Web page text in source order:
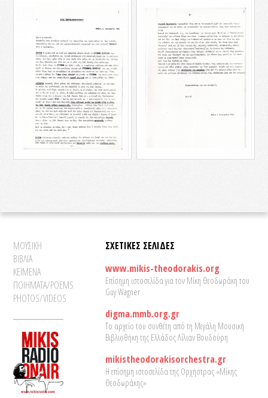
ΜΟΥΣΙΚΗ
ΒΙΒΛΙΑ
ΚΕΙΜΕΝΑ
ΠΟΙΗΜΑΤΑ/POEMS
PHOTOS/VIDEOS
ΣΧΕΤΙΚΕΣ ΣΕΛΙΔΕΣ
www.mikis-theodorakis.org
Επίσημη ιστοσελίδα για τον Μίκη Θεοδωράκη του
Guy Wagner
digma.mmb.org.gr
Το αρχείο του συνθέτη από τη Μεγάλη Μουσική
Βιβλιοθήκη της Ελλάδος Λίλιαν Βουδούρη
mikistheodorakisorchestra.gr
Η επίσημη ιστοσελίδα της Ορχήστρας «Μίκης
Θεοδωράκης»